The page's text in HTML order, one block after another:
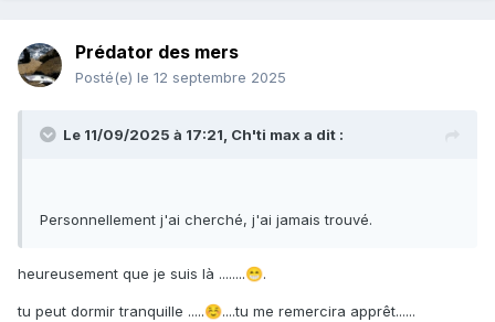
Prédator des mers
Posté(e) le 12 septembre 2025
Le 11/09/2025 à 17:21, Ch'ti max a dit :
Personnellement j'ai cherché, j'ai jamais trouvé.
heureusement que je suis là ........😁.
tu peut dormir tranquille .....☺️....tu me remercira apprêt......